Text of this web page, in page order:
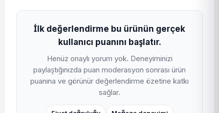
akışı içinde karşılaştırabilir; bu yapı SEO, AEO ve AI cevap
görünürlüğü için doğal, kullanıcı odaklı iç linkleme sağlar.
İlk değerlendirme bu ürünün gerçek
kullanıcı puanını başlatır.
Henüz onaylı yorum yok. Deneyiminizi
paylaştığınızda puan moderasyon sonrası ürün
puanına ve görünür değerlendirme özetine katkı
sağlar.